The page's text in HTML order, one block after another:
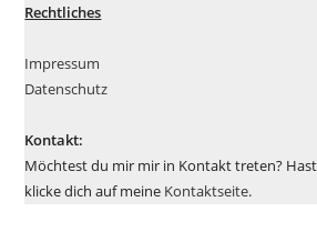
Rechtliches
Impressum
Datenschutz
Kontakt:
Möchtest du mir mir in Kontakt treten?
klicke dich auf meine Kontaktseite.